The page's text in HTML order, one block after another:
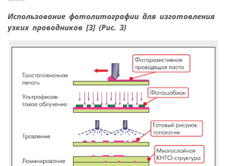
Использование фотолитографии для изготовления
узких проводников [3] (Рис. 3)